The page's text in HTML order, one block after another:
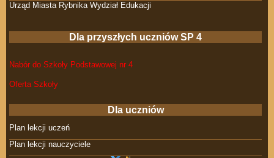
Urząd Miasta Rybnika Wydział Edukacji
Dla przyszłych uczniów SP 4
Nabór do Szkoły Podstawowej nr 4
Oferta Szkoły
Dla uczniów
Plan lekcji uczeń
Plan lekcji nauczyciele